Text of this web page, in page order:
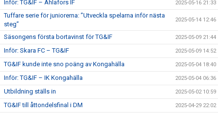
Inför: TG&IF – Ahlafors IF 2025-05-16 21:33
Tuffare serie för juniorerna: ”Utveckla spelarna inför nästa
steg”
2025-05-14 12:46
Säsongens första bortavinst för TG&IF 2025-05-09 21:44
Inför: Skara FC – TG&IF 2025-05-09 14:52
TG&IF kunde inte sno poäng av Kongahälla 2025-05-04 18:40
Inför: TG&IF – IK Kongahälla 2025-05-04 06:36
Utbildning ställs in 2025-05-02 10:59
TG&IF till åttondelsfinal i DM 2025-04-29 22:02